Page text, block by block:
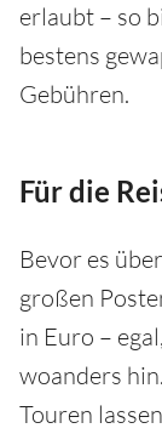
erlaubt – so
bestens
Gebühren.
Für die
Bevor es
großen
in Euro –
woanders
Touren